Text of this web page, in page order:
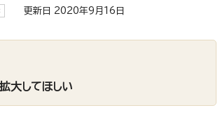
更新日 2020年9月16日
大してほしい